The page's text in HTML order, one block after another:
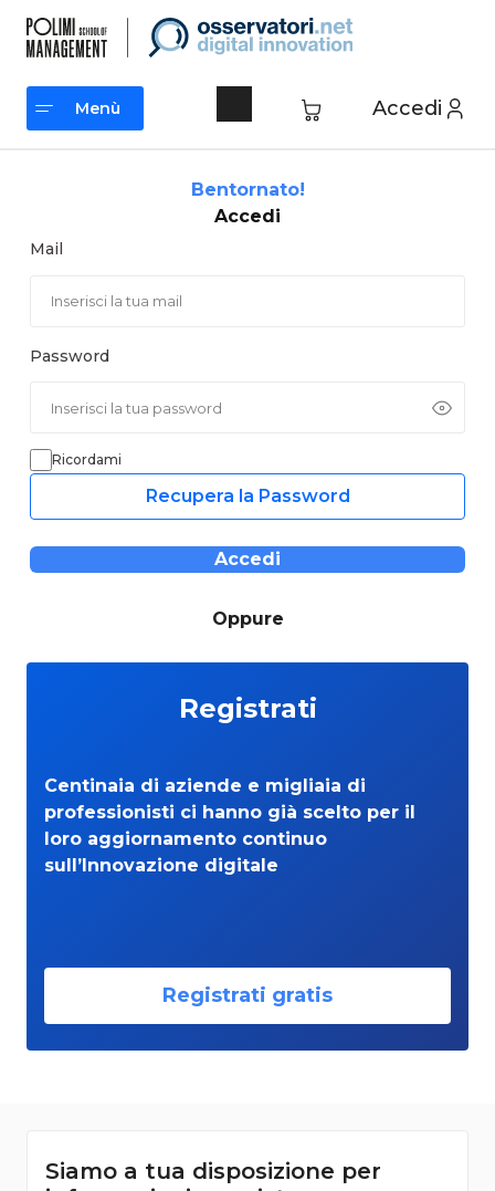
contenuto
Accedi
Menù
Bentornato!
Accedi
Mail
Password
Ricordami
Recupera la Password
Accedi
Oppure
Registrati
Centinaia di aziende e migliaia di
professionisti ci hanno già scelto per il
loro aggiornamento continuo
sull’Innovazione digitale
Registrati gratis
Siamo a tua disposizione per